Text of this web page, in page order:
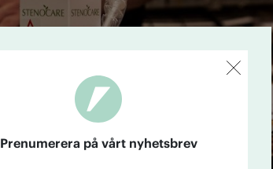
Prenumerera på vårt nyhetsbrev